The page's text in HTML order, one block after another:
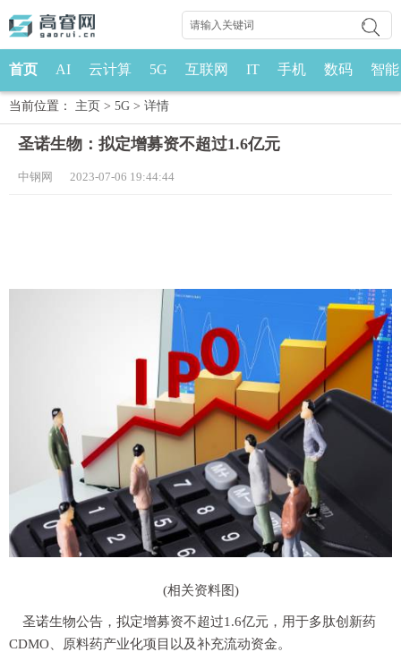
首页 AI 云计算 5G 互联网 IT 手机 数码 智能
当前位置： 主页 > 5G > 详情
圣诺生物：拟定增募资不超过1.6亿元
中钢网 2023-07-06 19:44:44
(相关资料图)
圣诺生物公告，拟定增募资不超过1.6亿元，用于多肽创新药
CDMO、
原料药产业化项目以及补充流动资金。